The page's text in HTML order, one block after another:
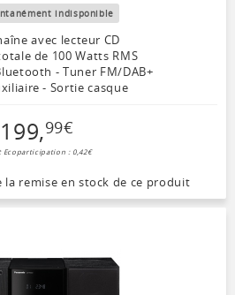
indisponible
avec lecteur CD
de 100 Watts RMS
- Tuner FM/DAB+
- Sortie casque
199,99€
Ecoparticipation : 0,42€
la remise en stock de ce produit